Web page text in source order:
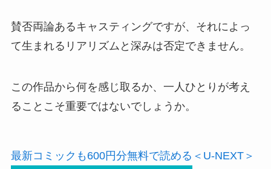
賛否両論あるキャスティングですが、それによっ
て生まれるリアリズムと深みは否定できません。
この作品から何を感じ取るか、一人ひとりが考え
ることこそ重要ではないでしょうか。
最新コミックも600円分無料で読める＜U-NEXT＞